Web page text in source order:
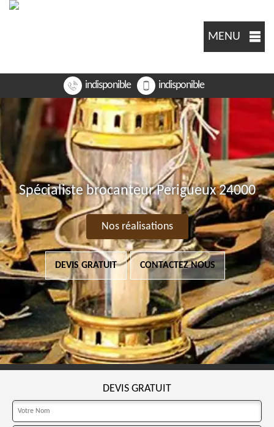
MENU
indisponible indisponible
Spécialiste brocanteur Perigueux 24000
Nos réalisations
DEVIS GRATUIT CONTACTEZ NOUS
DEVIS GRATUIT